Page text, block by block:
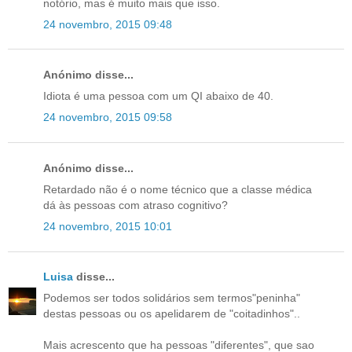
notório, mas é muito mais que isso.
24 novembro, 2015 09:48
Anónimo disse...
Idiota é uma pessoa com um QI abaixo de 40.
24 novembro, 2015 09:58
Anónimo disse...
Retardado não é o nome técnico que a classe médica
dá às pessoas com atraso cognitivo?
24 novembro, 2015 10:01
Luisa disse...
Podemos ser todos solidários sem termos"peninha"
destas pessoas ou os apelidarem de "coitadinhos"..
Mais acrescento que ha pessoas "diferentes", que sao